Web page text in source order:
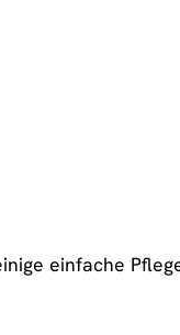
einfache